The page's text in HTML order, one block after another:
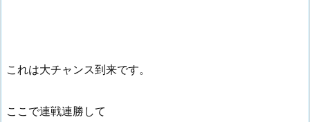
これは大チャンス到来です。
ここで連戦連勝して